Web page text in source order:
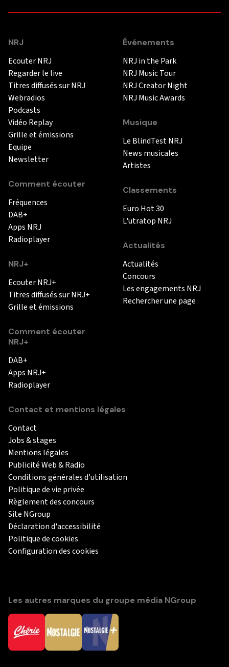
NRJ
Ecouter NRJ
Regarder le live
Titres diffusés sur NRJ
Webradios
Podcasts
Vidéo Replay
Grille et émissions
Equipe
Newsletter
Comment écouter
Fréquences
DAB+
Apps NRJ
Radioplayer
NRJ+
Ecouter NRJ+
Titres diffusés sur NRJ+
Grille et émissions
Comment écouter
NRJ+
DAB+
Apps NRJ+
Radioplayer
Événements
NRJ in the Park
NRJ Music Tour
NRJ Creator Night
NRJ Music Awards
Musique
Le BlindTest NRJ
News musicales
Artistes
Classements
Euro Hot 30
L'utratop NRJ
Actualités
Actualités
Concours
Les engagements NRJ
Rechercher une page
Contact et mentions légales
Contact
Jobs & stages
Mentions légales
Publicité Web & Radio
Conditions générales d'utilisation
Politique de vie privée
Règlement des concours
Site NGroup
Déclaration d'accessibilité
Politique de cookies
Configuration des cookies
Les autres marques du groupe média NGroup